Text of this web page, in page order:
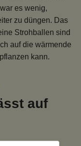
es wenig,
zu düngen. Das
Strohballen sind
auf die wärmende
kann.
auf